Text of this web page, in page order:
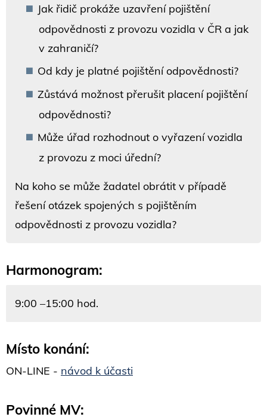
Jak řidič prokáže uzavření pojištění
odpovědnosti z provozu vozidla v ČR a jak
v zahraničí?
Od kdy je platné pojištění odpovědnosti?
Zůstává možnost přerušit placení pojištění
odpovědnosti?
Může úřad rozhodnout o vyřazení vozidla
z provozu z moci úřední?
Na koho se může žadatel obrátit v případě
řešení otázek spojených s pojištěním
odpovědnosti z provozu vozidla?
Harmonogram:
9:00 –15:00 hod.
Místo konání:
ON-LINE - návod k účasti
Povinné MV: